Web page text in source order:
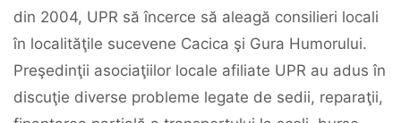
din 2004, UPR să încerce să aleagă consilieri locali
în localităţile sucevene Cacica şi Gura Humorului.
Preşedinţii asociaţiilor locale afiliate UPR au adus în
discuţie diverse probleme legate de sedii, reparaţii,